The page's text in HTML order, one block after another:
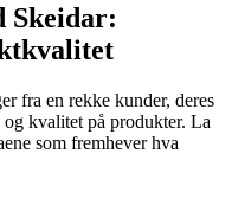
Skeidar:
fra en rekke kunder, deres
kvalitet på produkter. La
som fremhever hva